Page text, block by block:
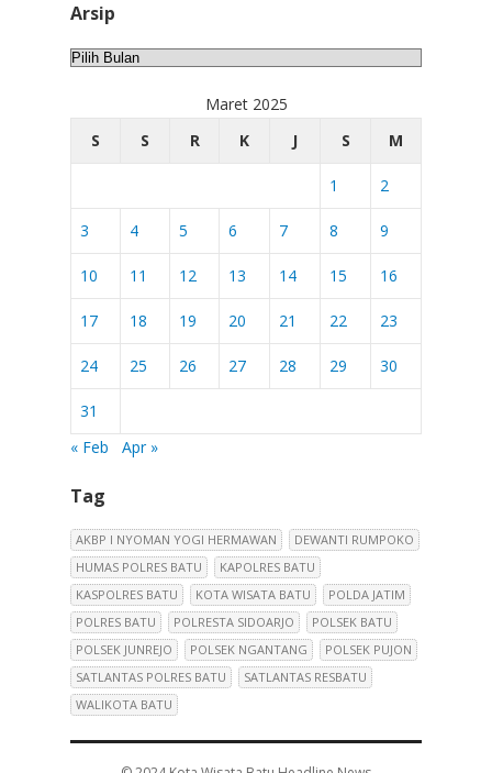
Arsip
Arsip
Maret 2025
S
S R K J S M
1 2
3 4 5 6 7 8 9
10 11 12 13 14 15 16
17 18 19 20 21 22 23
24 25 26 27 28 29 30
31
« Feb
Apr »
Tag
AKBP I NYOMAN YOGI HERMAWAN
DEWANTI RUMPOKO
HUMAS POLRES BATU
KAPOLRES BATU
KASPOLRES BATU
KOTA WISATA BATU
POLDA JATIM
POLRES BATU
POLRESTA SIDOARJO
POLSEK BATU
POLSEK JUNREJO
POLSEK NGANTANG
POLSEK PUJON
SATLANTAS POLRES BATU
SATLANTAS RESBATU
WALIKOTA BATU